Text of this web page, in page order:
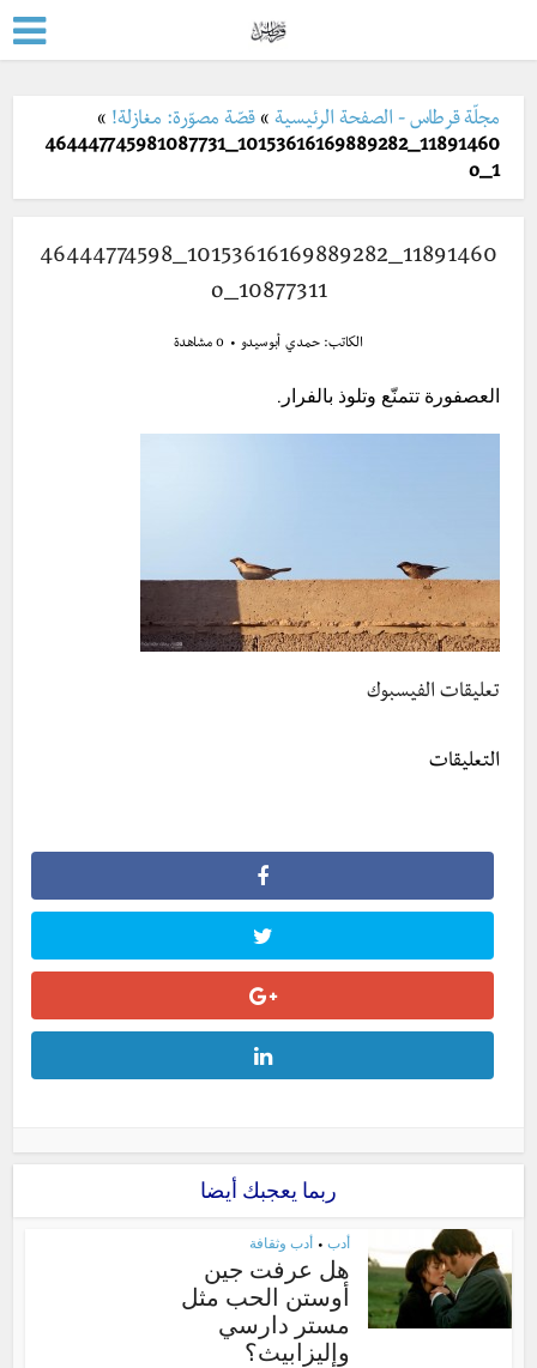
مجلّة قرطاس - الصفحة الرئيسية »قصّة مصوّرة: مغازلة! »
11891460_10153616169889282_464447745981087731
1_o
11891460_10153616169889282_46444774598
10877311_o
الكاتب: حمدي أبو سيدو 0 مشاهدة
العصفورة تتمنّع وتلوذ بالفرار.
تعليقات الفيسبوك
التعليقات
ربما يعجبك أيضا
أدب • أدب وثقافة
هل عرفت جين
أوستن الحب مثل
مستر دارسي
وإليزابيث؟